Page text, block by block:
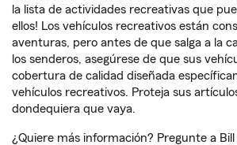
la lista de actividades recreativas que
ellos! Los vehículos recreativos están
aventuras, pero antes de que salga a la
los senderos, asegúrese de que sus
cobertura de calidad diseñada
vehículos recreativos. Proteja sus
dondequiera que vaya.
¿Quiere más información? Pregunte a